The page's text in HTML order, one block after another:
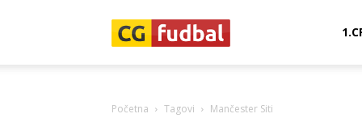
Početna Tagovi Mančester Siti